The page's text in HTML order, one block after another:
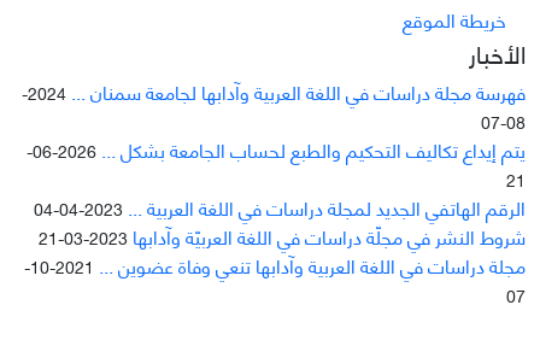
خريطة الموقع
الأخبار
فهرسة مجلة دراسات في اللغة العربية وآدابها لجامعة سمنان ...
2024-
08-07
يتم إيداع تکاليف التحکيم والطبع لحساب الجامعة بشکل ...
2026-06-
21
الرقم الهاتفي الجديد لمجلة دراسات في اللغة العربية ... 2023-04-04
شروط النشر في مجلّة دراسات في اللغة العربيّة وآدابها 2023-03-21
مجلة دراسات في اللغة العربية وآدابها تنعي وفاة عضوين ...
2021-10-
07